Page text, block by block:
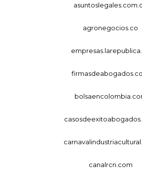
agronegocios.co
canalrcn.com